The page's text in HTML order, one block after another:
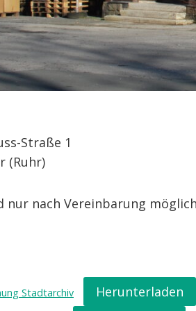
Straße 1
(Ruhr)
nur nach Vereinbarung
Stadtarchiv Herunterladen